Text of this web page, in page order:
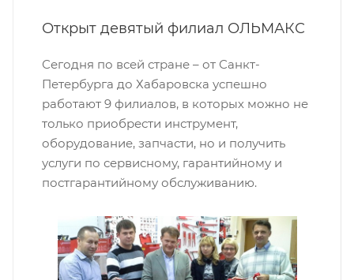
Открыт девятый филиал ОЛЬМАКС
Сегодня по всей стране – от Санкт-
Петербурга до Хабаровска успешно
работают 9 филиалов, в которых можно не
только приобрести инструмент,
оборудование, запчасти, но и получить
услуги по сервисному, гарантийному и
постгарантийному обслуживанию.